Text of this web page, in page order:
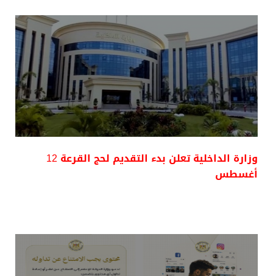
وزارة الداخلية تعلن بدء التقديم لحج القرعة 12
أغسطس